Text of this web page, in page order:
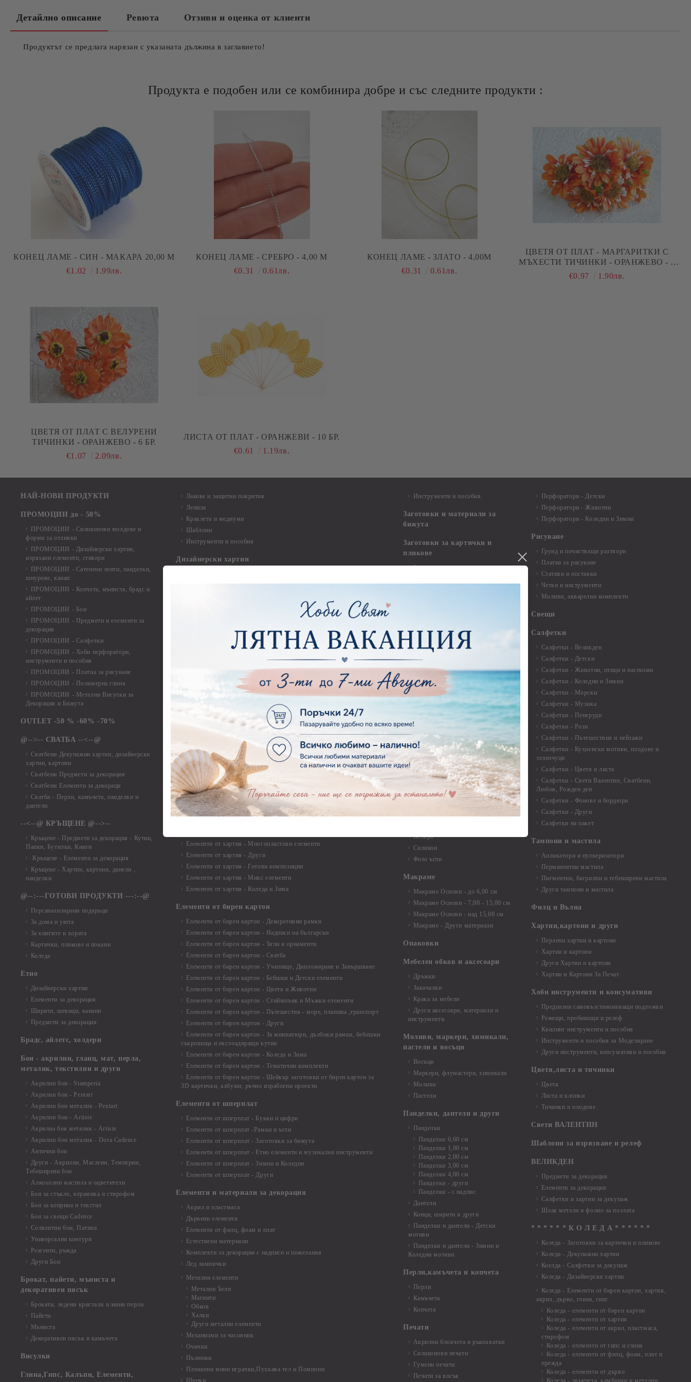
Детайлно описание Ревюта Отзиви и оценка от клиенти
Продуктът се предлага нарязан с указаната дължина в заглавието!
Продукта е подобен или се комбинира добре и със следните продукти :
КОНЕЦ ЛАМЕ - СИН - МАКАРА 20,00 М
€1.02
1.99лв.
КОНЕЦ ЛАМЕ - СРЕБРО - 4,00 М
€0.31
0.61лв.
КОНЕЦ ЛАМЕ - ЗЛАТО - 4,00М
€0.31
0.61лв.
ЦВЕТЯ ОТ ПЛАТ - МАРГАРИТКИ С
МЪХЕСТИ ТИЧИНКИ - ОРАНЖЕВО - 6
БР.
€0.97 1.90лв.
ЦВЕТЯ ОТ ПЛАТ С ВЕЛУРЕНИ
ТИЧИНКИ - ОРАНЖЕВО - 6 БР.
€1.07
2.09лв.
ЛИСТА ОТ ПЛАТ - ОРАНЖЕВИ - 10 БР.
€0.61
1.19лв.
НАЙ-НОВИ ПРОДУКТИ
ПРОМОЦИИ до - 50%
ПРОМОЦИИ - Силиконови молдове и
форми за отливки
ПРОМОЦИИ - Дизайнерски хартии,
изрязани елементи, стикери
ПРОМОЦИИ - Сатенени ленти, панделки,
шнурове, канап
ПРОМОЦИИ - Копчета, мъниста, брадс и
айлет
ПРОМОЦИИ - Бои
ПРОМОЦИИ - Предмети и елементи за
декорация
ПРОМОЦИИ - Салфетки
ПРОМОЦИИ - Хоби перфоратори,
инструменти и пособия
ПРОМОЦИИ - Платна за рисуване
ПРОМОЦИИ - Полимерна глина
ПРОМОЦИИ - Метални Висулки за
Декорация и Бижута
OUTLET -50 % -60% -70%
@-->-- СВАТБА --<--@
Сватбени Декупажни хартии, дизайнерски
хартии, картони
Сватбени Предмети за декорация
Сватбени Елементи за декораци
Сватба - Перли, камъчета, панделки и
дантели
--<--@ КРЪЩЕНЕ @-->--
Кръщене - Предмети за декорация - Кутии,
Папки, Бутилки, Книги
Кръщене - Елементи за декорация
Кръщене - Хартии, картони, данели ,
панделки
@--:---ГОТОВИ ПРОДУКТИ ---:--@
Персанализирани подаръци
За дома и уюта
За книгите и хората
Картички, пликове и покани
Коледа
Етно
Дизайнерски хартии
Елементи за декорация
Ширити, шевици, канапи
Предмети за декорация
Брадс, айлетс, холдери
Бои - акрилни, гланц, мат, перла,
металик, текстилни и други
Акрилни бои - Stamperia
Акрилни бои - Pentart
Акрилни бои металик - Pentart
Акрилни бои - Artiste
Акрилна боя металик - Artiste
Акрилни бои металик - Dora Cadence
Антични бои
Други - Акрилни, Маслени, Темперни,
Тебеширени бои
Алкохолни мастила и оцветители
Бои за стъкло, керамика и стирофом
Бои за коприна и текстил
Бои за свещи Cadence
Солвентни бои, Патина
Универсални контури
Реагенти, ръжда
Други Бои
Брокат, пайети, мъниста и
декоративен пясък
Брокати, ледени кристали и мини перли
Пайети
Мъниста
Декоративен пясък и камъчета
Висулки
Глина,Гипс, Калъпи, Елементи,
Лакове и защитни покрития
Лепила
Краклета и медиуми
Шаблони
Инструменти и пособия
Дизайнерски хартии
Дизайнерски хартии - 20.30 х 20.30 см.
Дизайнерски хартии - други
Дизайнерски хартии - Сватби
Елементи от хартия
Елементи от хартия - Букви и Цифри за Банери
Елементи от хартия - Детски
Елементи от хартия - Училище, Дипломиране и Абитуриентски
Елементи от хартия - Животни, птици, пеперуди
Елементи от хартия - Любов, Сватба, Свети Валентин
Елементи от хартия - Дантели, бордюри, ъгли
Елементи от хартия - Рамки
Елементи от хартия - Цветя, листа и клони
Елементи от хартия - За Жени
Елементи от хартия - За Мъже
Елементи от хартия - Морски
Елементи от хартия - Къщи, Врати, Прозорци, Огради, Фенери
Елементи от хартия - Многопластови елементи
Елементи от хартия - Други
Елементи от хартия - Готови композиции
Елементи от хартия - Микс елементи
Елементи от хартия - Коледа и Зима
Елементи от бирен картон
Елементи от бирен картон - Декоративни рамки
Елементи от бирен картон - Надписи на български
Елементи от бирен картон - Ъгли и орнаменти
Елементи от бирен картон - Сватба
Елементи от бирен картон - Училище, Дипломиране и Завършване
Елементи от бирен картон - Бебшки и Детски елементи
Елементи от бирен картон - Цветя и Животни
Елементи от бирен картон - Стиймпънк и Мъжки елементи
Елементи от бирен картон - Пътешестия - море, планина ,транспорт
Елементи от бирен картон - Други
Елементи от бирен картон - За миниатюри, дълбоки рамки, бебешки
съкровища и екслоадиращи кутии
Елементи от бирен картон - Коледа и Зима
Елементи от бирен картон - Тематични комплекти
Елементи от бирен картон - Шейкър заготовки от бирен картон за
3D картички, албуми, ръчно израбоени проекти
Елементи от шперплат
Елементи от шперплат - Букви и цифри
Елементи от шперплат -Рамки и ъгли
Елементи от шперплат - Заготовки за бижута
Елементи от шперплат - Етно елементи и музикални инструменти
Елементи от шперплат - Зимни и Коледни
Елементи от шперплат - Други
Елементи и материали за декорация
Акрил и пластмаса
Дървени елементи
Елементи от филц, фоам и плат
Естествени материали
Комплекти за декорации с надписи и пожелания
Лед лампички
Метални елементи
Метални Ъгли
Магнити
Обков
Халки
Други метални елементи
Механизми за часовник
Очички
Пълнежи
Плюшени мини играчки,Пухкава тел и Помпони
Щипки
Инструменти и пособия
Заготовки и материали за
бижута
Заготовки за картички и
пликове
Заготовки за картички
Квилинг
Квилинг ленти - 3мм - 35см.
Квилинг ленти - микс
Квилинг ленти - перлени - 3мм -
30см.
Квилинг ленти - 8мм
Инструменти и пособия за
Комплекти за декорация
Лепила и лепящи средства
Лепила
Лепящи ленти
3D Повдигащи квадратчета и
Велкро
Силикон
Фото ъгли
Макраме
Макраме Основи - до 6,00 см
Макраме Основи - 7,00 - 15,00 см
Макраме Основи - над 15,00 см
Макраме - Други материали
Опаковки
Мебелен обков и аксесоари
Дръжки
Закачалки
Крака за мебели
Други аксесоари, материали и
инструменти
Моливи, маркери, химикали,
пастели и восъци
Восъци
Маркери, флумастери, химикали
Моливи
Пастели
Панделки, дантели и други
Панделки
Панделки 0,60 см
Панделки 1,00 см
Панделки 2,00 см
Панделки 3,00 см
Панделки 4,00 см
Панделки - други
Панделки - с надпис
Дантели
Конци, ширити и други
Панделки и дантели - Детски
мотиви
Панделки и дантели - Зимни и
Коледни мотиви
Перли,камъчета и копчета
Перли
Камъчета
Копчета
Печати
Акрилни блокчета и ръкохватки
Силиконови печати
Гумени печати
Печати за восък
Перфоратори - Детски
Перфоратори - Животни
Перфоратори - Коледни и Зимни
Рисуване
Грунд и почистващи разтвори
Платна за рисуване
Стативи и поставки
Четки и инструменти
Моливи, акварелни комплекти
Свещи
Салфетки
Салфетки - Великден
Салфетки - Детски
Салфетки - Животни, птици и насекоми
Салфетки - Коледни и Зимни
Салфетки - Морски
Салфетки - Музика
Салфетки - Пеперуди
Салфетки - Рози
Салфетки - Пътешествия и пейзажи
Салфетки - Кухненски мотиви, плодове и
зеленчуци
Салфетки - Цветя и листа
Салфетки - Свети Валентин, Сватбени,
Любов, Рожден ден
Салфетки - Фонове и бордюри
Салфетки - Други
Салфетки на пакет
Тампони и мастила
Апликатори и пулверизатори
Перманентни мастила
Пигментни, багрилни и тебеширени мастила
Други тампони и мастила
Филц и Вълна
Хартии,картони и други
Перлени хартии и картони
Хартии и картони
Други Хартии и картони
Хартии и Картони За Печат
Хоби инструменти и консумативи
Предпазни самовъзстановяващи подложки
Режещи, пробиващи и релеф
Квилинг инструменти и пособия
Инструменти и пособия за Моделиране
Други инструменти, консумативи и пособия
Цветя,листа и тичинки
Цветя
Листа и клонки
Тичинки и плодове
Свети ВАЛЕНТИН
Шаблони за изрязване и релеф
ВЕЛИКДЕН
Предмети за декорация
Елементи за декорация
Салфетки и хартии за декупаж
Шлак метали и фолио за позлата
* * * * * * К О Л Е Д А * * * * * *
Коледа - Заготовки за картички и пликове
Коледа - Декупажни хартии
Коелда - Салфетки за декупаж
Коледа - Дизайнерски хартии
Коледа - Eлементи от бирен картон, хартия,
акрил, дърво, глина, гипс
Коледа - елементи от бирен картон
Коледа - елементи от хартия
Коледа - елементи от акрил, пластмаса,
стирофом
Коледа - елементи от гипс и глина
Коледа - елементи от филц, фоам, плат и
прежда
Коледа - елементи от дърво
Коледа - звънчета, камбанки и метални